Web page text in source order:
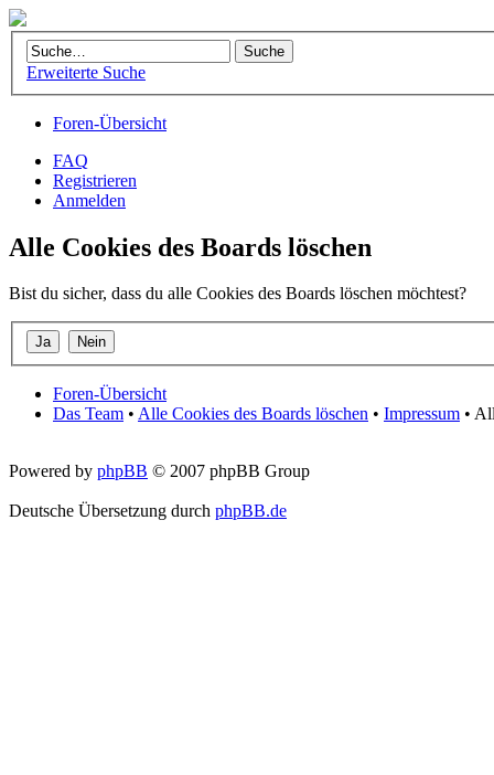
Erweiterte Suche
Foren-Übersicht
FAQ
Registrieren
Anmelden
Alle Cookies des Boards löschen
Bist du sicher, dass du alle Cookies des Boards löschen möchtest?
Foren-Übersicht
Das Team • Alle Cookies des Boards löschen • Impressum •
Powered by phpBB © 2007 phpBB Group
Deutsche Übersetzung durch phpBB.de